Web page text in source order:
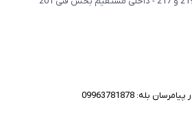
09963781878